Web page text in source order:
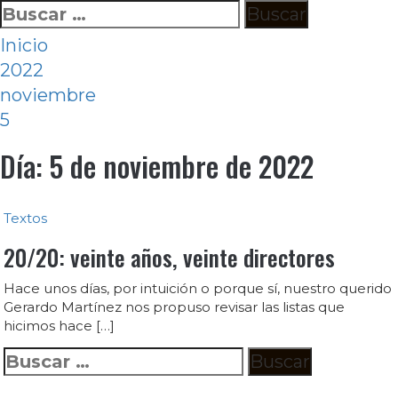
Ir
al
contenido
Buscar:
Inicio
2022
noviembre
5
Día: 5 de noviembre de 2022
Textos
20/20: veinte años, veinte directores
Hace unos días, por intuición o porque sí, nuestro querido
Gerardo Martínez nos propuso revisar las listas que
hicimos hace […]
Buscar: